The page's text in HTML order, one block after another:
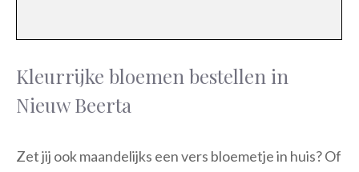
Kleurrijke bloemen bestellen in
Nieuw Beerta
Zet jij ook maandelijks een vers bloemetje in huis? Of